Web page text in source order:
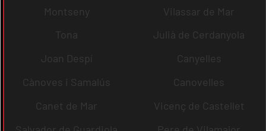
Montseny
Vilassar de Mar
Tona
Julià de Cerdanyola
Joan Despí
Canyelles
Cànoves i Samalús
Canovelles
Canet de Mar
Vicenç de Castellet